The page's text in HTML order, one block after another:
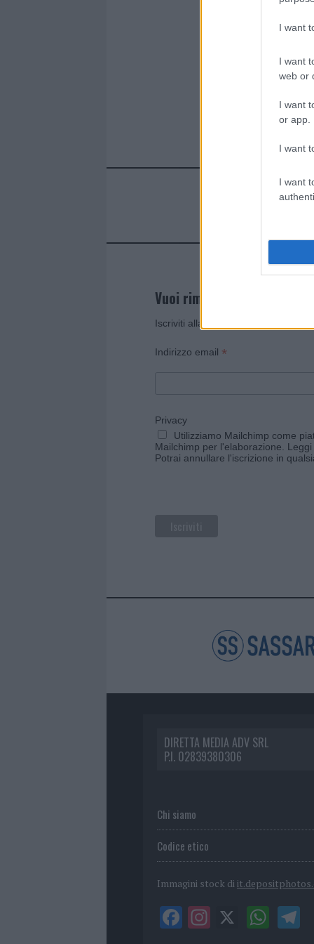
I want
I want
web or
I want
or app.
I want
I want
Vuoi rimanere sempre
Iscriviti alla newsletter di Gallura
Indirizzo email *
Privacy
Utilizziamo Mailchimp come
Mailchimp per l'elaborazione.
Potrai annullare l'iscrizione in
DIRETTA MEDIA ADV SRL
P.I. 02839380306
Chi siamo
Codice etico
Immagini stock di